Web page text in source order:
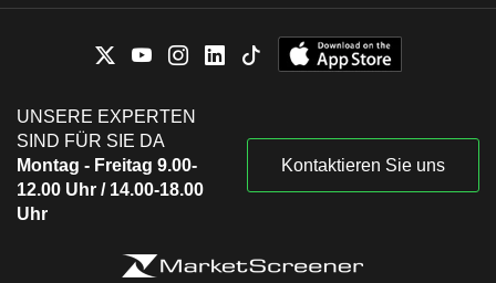
UNSERE EXPERTEN
SIND FÜR SIE DA
Montag - Freitag 9.00-
12.00 Uhr / 14.00-18.00
Uhr
Kontaktieren Sie uns